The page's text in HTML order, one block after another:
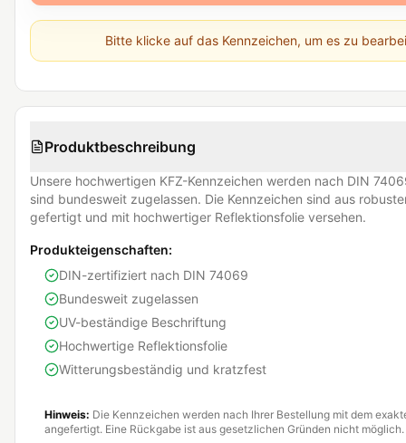
Bitte klicke auf das Kennzeichen, um es zu
Produktbeschreibung
Unsere hochwertigen KFZ-Kennzeichen werden nach DIN
sind bundesweit zugelassen. Die Kennzeichen sind aus
gefertigt und mit hochwertiger Reflektionsfolie versehen.
Produkteigenschaften:
DIN-zertifiziert nach DIN 74069
Bundesweit zugelassen
UV-beständige Beschriftung
Hochwertige Reflektionsfolie
Witterungsbeständig und kratzfest
Hinweis: Die Kennzeichen werden nach Ihrer Bestellung mit dem
angefertigt. Eine Rückgabe ist aus gesetzlichen Gründen nicht möglich.